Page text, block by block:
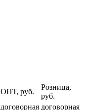
ОПТ, руб.
Розница,
руб.
договорная договорная